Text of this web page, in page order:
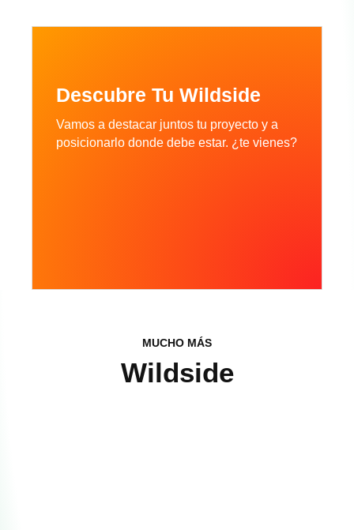
Descubre Tu Wildside
Vamos a destacar juntos tu proyecto y a
posicionarlo donde debe estar. ¿te vienes?
MUCHO MÁS
Wildside